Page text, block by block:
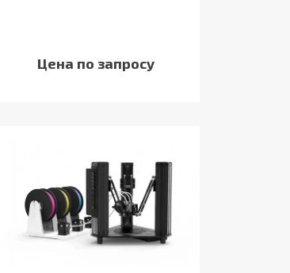
Цена по запросу